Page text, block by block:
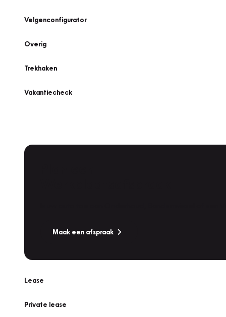
Velgenconfigurator
Overig
Trekhaken
Vakantiecheck
Maak een afspraak
Lease
Private lease